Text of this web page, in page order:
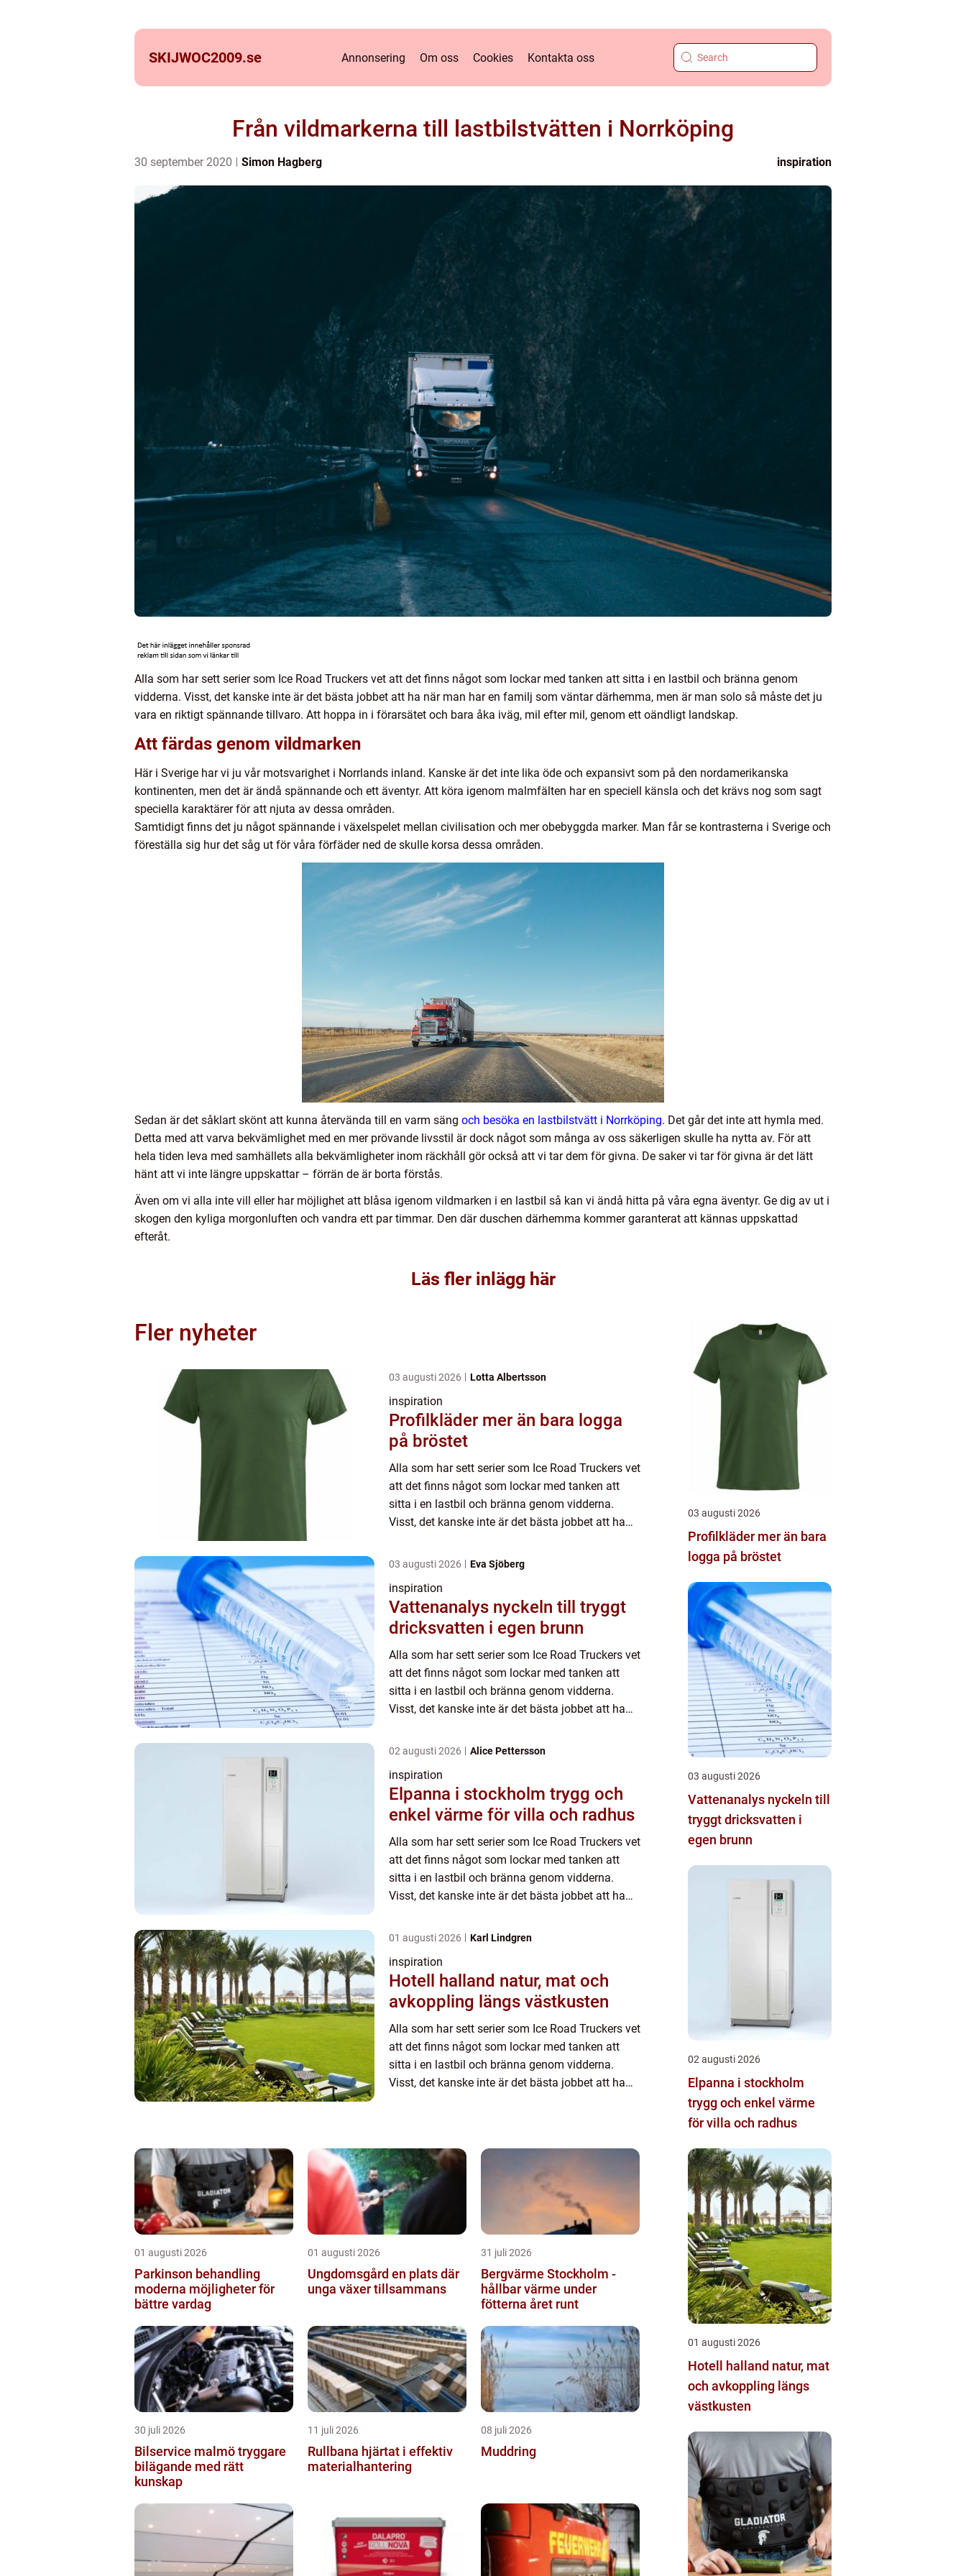
SKIJWOC2009.se Annonsering Om oss Cookies Kontakta oss
Från vildmarkerna till lastbilstvätten i Norrköping
30 september 2020 Simon Hagberg inspiration
Alla som har sett serier som Ice Road Truckers vet att det finns något som lockar med tanken att sitta i en lastbil och bränna genom
vidderna. Visst, det kanske inte är det bästa jobbet att ha när man har en familj som väntar därhemma, men är man solo så måste det ju
vara en riktigt spännande tillvaro. Att hoppa in i förarsätet och bara åka iväg, mil efter mil, genom ett oändligt landskap.
Att färdas genom vildmarken
Här i Sverige har vi ju vår motsvarighet i Norrlands inland. Kanske är det inte lika öde och expansivt som på den nordamerikanska
kontinenten, men det är ändå spännande och ett äventyr. Att köra igenom malmfälten har en speciell känsla och det krävs nog som sagt
speciella karaktärer för att njuta av dessa områden.
Samtidigt finns det ju något spännande i växelspelet mellan civilisation och mer obebyggda marker. Man får se kontrasterna i Sverige och
föreställa sig hur det såg ut för våra förfäder ned de skulle korsa dessa områden.
Sedan är det såklart skönt att kunna återvända till en varm säng och besöka en lastbilstvätt i Norrköping. Det går det inte att hymla med.
Detta med att varva bekvämlighet med en mer prövande livsstil är dock något som många av oss säkerligen skulle ha nytta av. För att
hela tiden leva med samhällets alla bekvämligheter inom räckhåll gör också att vi tar dem för givna. De saker vi tar för givna är det lätt
hänt att vi inte längre uppskattar – förrän de är borta förstås.
Även om vi alla inte vill eller har möjlighet att blåsa igenom vildmarken i en lastbil så kan vi ändå hitta på våra egna äventyr. Ge dig av ut i
skogen den kyliga morgonluften och vandra ett par timmar. Den där duschen därhemma kommer garanterat att kännas uppskattad
efteråt.
Läs fler inlägg här
Fler nyheter
03 augusti 2026 Lotta Albertsson
inspiration
Profilkläder mer än bara logga
på bröstet
Alla som har sett serier som Ice Road Truckers vet
att det finns något som lockar med tanken att
sitta i en lastbil och bränna genom vidderna.
Visst, det kanske inte är det bästa jobbet att ha
men är man sol...
03 augusti 2026 Eva Sjöberg
inspiration
Vattenanalys nyckeln till tryggt
dricksvatten i egen brunn
Alla som har sett serier som Ice Road Truckers vet
att det finns något som lockar med tanken att
sitta i en lastbil och bränna genom vidderna.
Visst, det kanske inte är det bästa jobbet att ha
men är man sol...
02 augusti 2026 Alice Pettersson
inspiration
Elpanna i stockholm trygg och
enkel värme för villa och radhus
Alla som har sett serier som Ice Road Truckers vet
att det finns något som lockar med tanken att
sitta i en lastbil och bränna genom vidderna.
Visst, det kanske inte är det bästa jobbet att ha
men är man sol...
01 augusti 2026 Karl Lindgren
inspiration
Hotell halland natur, mat och
avkoppling längs västkusten
Alla som har sett serier som Ice Road Truckers vet
att det finns något som lockar med tanken att
sitta i en lastbil och bränna genom vidderna.
Visst, det kanske inte är det bästa jobbet att ha
01 augusti 2026
Parkinson behandling
moderna möjligheter för
bättre vardag
01 augusti 2026
Ungdomsgård en plats där
unga växer tillsammans
31 juli 2026
Bergvärme Stockholm -
hållbar värme under
fötterna året runt
30 juli 2026
Bilservice malmö tryggare
bilägande med rätt
kunskap
11 juli 2026
Rullbana hjärtat i effektiv
materialhantering
08 juli 2026
Muddring
03 augusti 2026
Profilkläder mer än bara
logga på bröstet
03 augusti 2026
Vattenanalys nyckeln till
tryggt dricksvatten i
egen brunn
02 augusti 2026
Elpanna i stockholm
trygg och enkel värme
för villa och radhus
01 augusti 2026
Hotell halland natur, mat
och avkoppling längs
västkusten